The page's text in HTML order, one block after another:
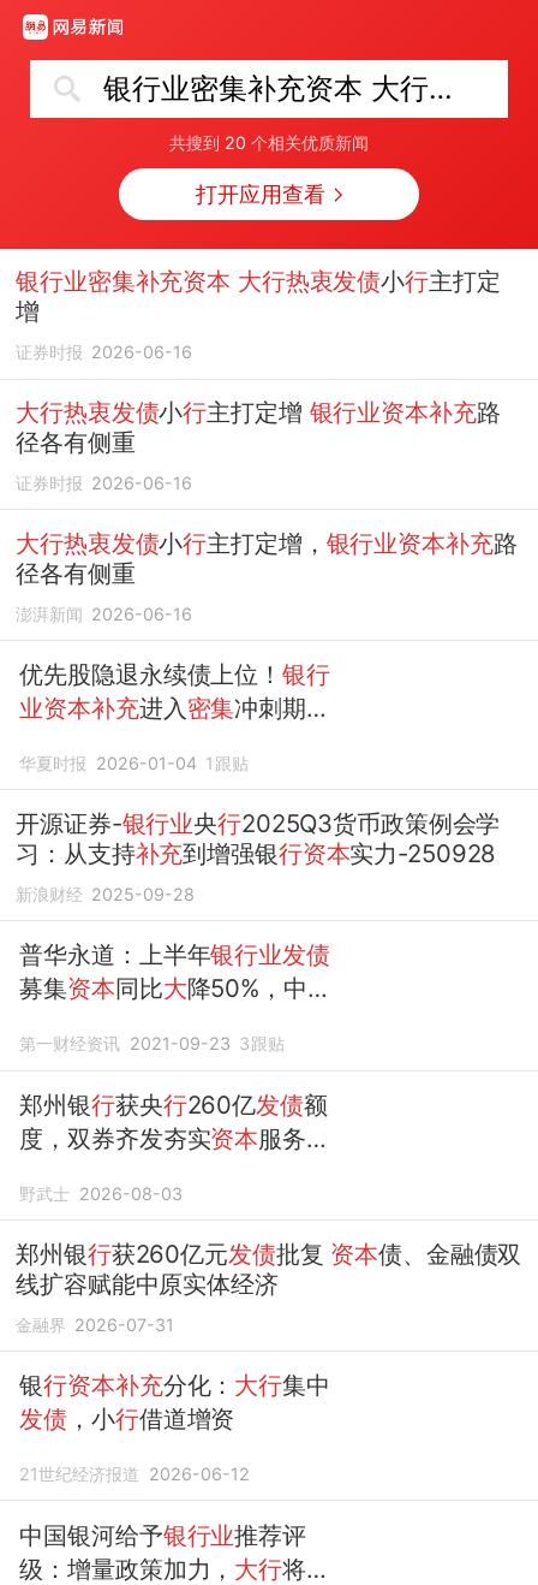
银行业密集补充资本 大行热衷发债
共搜到 20 个相关优质新闻
打开应用查看
银行业密集补充资本 大行热衷发债小行主打定
增
证券时报 2026-06-16
大行热衷发债小行主打定增 银行业资本补充路
径各有侧重
证券时报 2026-06-16
大行热衷发债小行主打定增， 银行业资本补充路
径各有侧重
澎湃新闻 2026-06-16
优先股隐退永续债上位！银行
业资本补充进入密集冲刺期，
华夏时报 2026-01-04 1 跟贴
开源证券-银行业央行2025Q3货币政策例会学
习：从支持补充到增强银行资本实力-250928
新浪财经 2025-09-28
普华永道：上半年银行业发债
募集资本同比大降50%，中长
第一财经资讯 2021-09-23 3跟贴
郑州银行获央行260亿发债额
度，双券齐发夯实资本服务河
野武士 2026-08-03
郑州银行获260亿元发债批复 资本债、金融债双
线扩容赋能中原实体经济
金融界 2026-07-31
银行资本补充分化： 大行集中
发债 ，小行借道增资
21世纪经济报道 2026-06-12
中国银河给予银行业推荐评
级：增量政策加力， 大行将补